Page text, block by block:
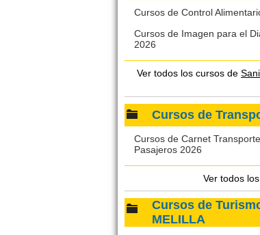
Cursos de Control
Cursos de Imagen para el
2026
Ver todos los cursos de
Cursos de
Cursos de Carnet
Pasajeros 2026
Ver todos
Cursos de
MELILLA